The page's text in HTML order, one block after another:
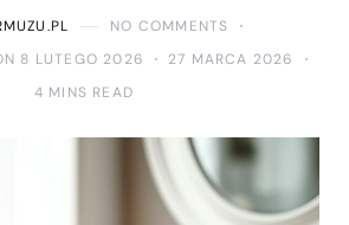
NO COMMENTS
8 LUTEGO 2026
27 MARCA 2026
4 MINS READ